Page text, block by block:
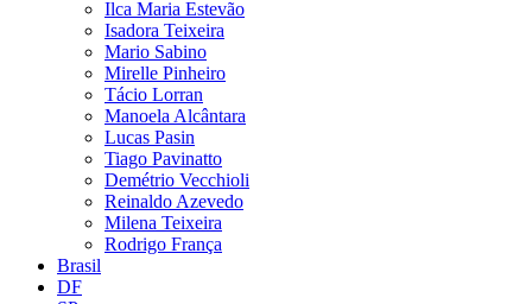
Ilca Maria Estevão
Isadora Teixeira
Mario Sabino
Mirelle Pinheiro
Tácio Lorran
Manoela Alcântara
Lucas Pasin
Tiago Pavinatto
Demétrio Vecchioli
Reinaldo Azevedo
Milena Teixeira
Rodrigo França
Brasil
DF